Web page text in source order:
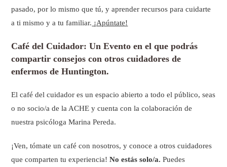
pasado, por lo mismo que tú, y aprender recursos para cuidarte
a ti mismo y a tu familiar. ¡Apúntate!
Café del Cuidador: Un Evento en el que podrás
compartir consejos con otros cuidadores de
enfermos de Huntington.
El café del cuidador es un espacio abierto a todo el público, seas
o no socio/a de la ACHE y cuenta con la colaboración de
nuestra psicóloga Marina Pereda.
¡Ven, tómate un café con nosotros, y conoce a otros cuidadores
que comparten tu experiencia!No estás solo/a. Puedes